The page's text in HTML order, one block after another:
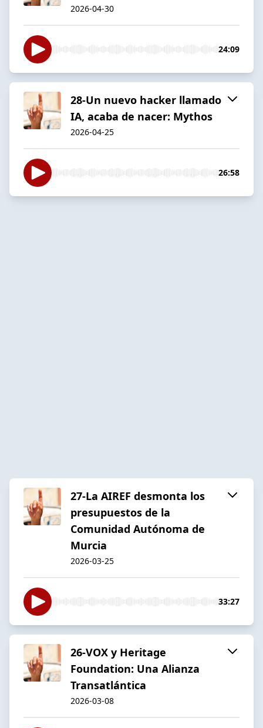
2026-04-30
24:09
28-Un nuevo hacker llamado
IA, acaba de nacer: Mythos
2026-04-25
26:58
27-La AIREF desmonta los
presupuestos de la
Comunidad Autónoma de
Murcia
2026-03-25
33:27
26-VOX y Heritage
Foundation: Una Alianza
Transatlántica
2026-03-08